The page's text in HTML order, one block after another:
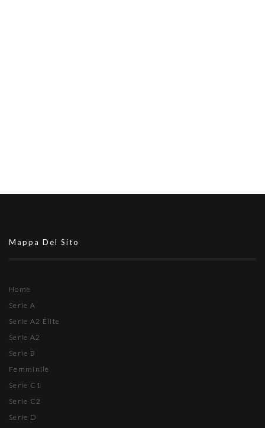
Mappa Del Sito
Home
Serie A
Serie A2 Élite
Serie A2
Serie B
Femminile
Serie C1
Serie C2
Serie D